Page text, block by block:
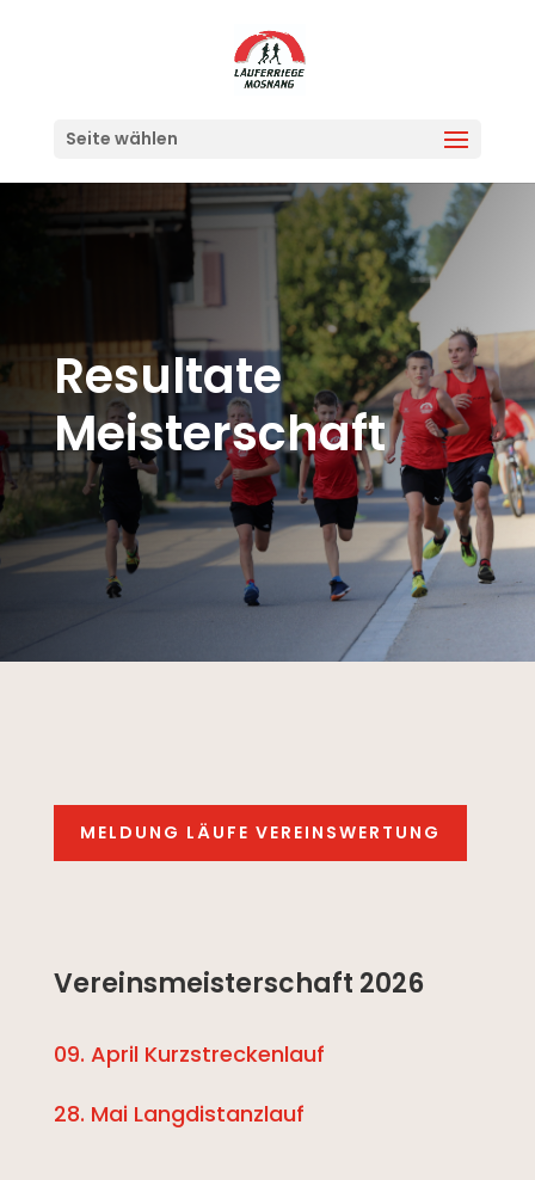
Seite wählen
Resultate
Meisterschaft
MELDUNG LÄUFE VEREINSWERTUNG
Vereinsmeisterschaft 2026
09. April Kurzstreckenlauf
28. Mai Langdistanzlauf